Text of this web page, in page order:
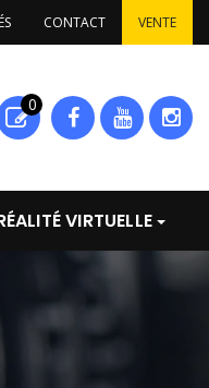
CONTACT VENTE
0
VIRTUELLE